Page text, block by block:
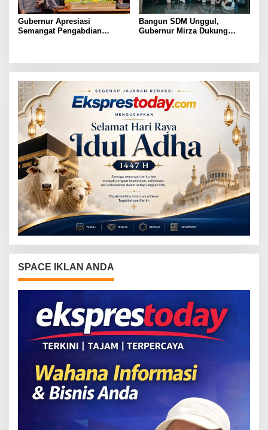
Gubernur Apresiasi
Semangat Pengabdian
Bangun SDM Unggul,
Gubernur Mirza Dukung
SPACE IKLAN ANDA